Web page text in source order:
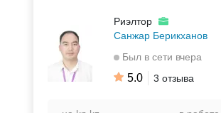
Риэлтор
Санжар Берикханов
Был в сети вчера
5.0 3 отзыва